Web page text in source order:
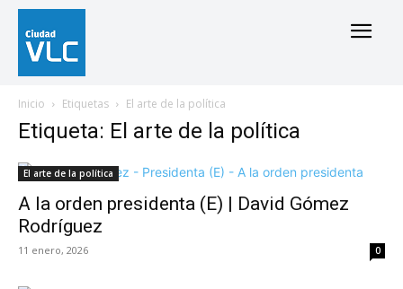
Inicio Etiquetas El arte de la política
Etiqueta: El arte de la política
El arte de la política
A la orden presidenta (E) | David Gómez
Rodríguez
11 enero, 2026 0